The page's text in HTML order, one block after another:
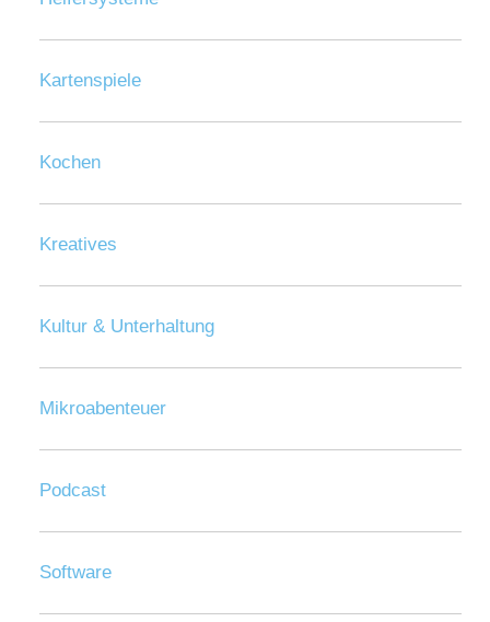
Kartenspiele
Kochen
Kreatives
Kultur & Unterhaltung
Mikroabenteuer
Podcast
Software